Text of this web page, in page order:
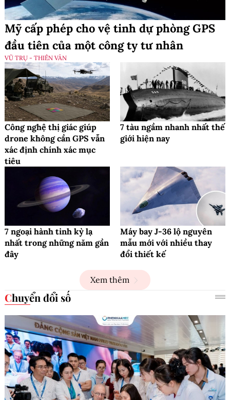
Mỹ cấp phép cho vệ tinh dự phòng GPS
đầu tiên của một công ty tư nhân
VŨ TRỤ - THIÊN VĂN
Công nghệ thị giác giúp
drone không cần GPS vẫn
xác định chính xác mục
tiêu
7 tàu ngầm nhanh nhất thế
giới hiện nay
7 ngoại hành tinh kỳ lạ
nhất trong những năm gần
đây
Máy bay J-36 lộ nguyên
mẫu mới với nhiều thay
đổi thiết kế
Xem thêm
Chuyển đổi số